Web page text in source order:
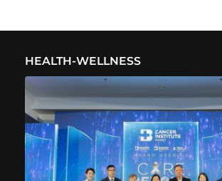
HEALTH-WELLNESS